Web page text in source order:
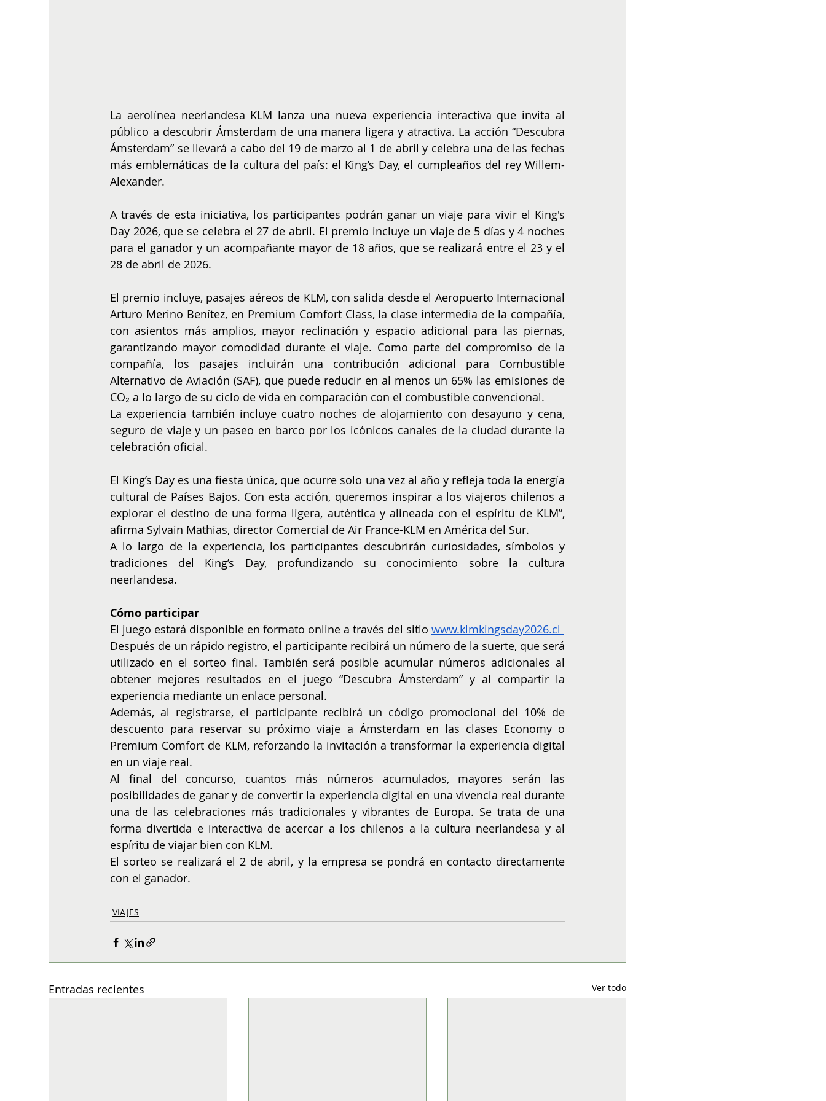
La aerolínea neerlandesa KLM lanza una nueva experiencia interactiva que invita al
público a descubrir Ámsterdam de una manera ligera y atractiva. La acción “Descubra
Ámsterdam” se llevará a cabo del 19 de marzo al 1 de abril y celebra una de las fechas
más emblemáticas de la cultura del país: el King’s Day, el cumpleaños del rey Willem-
Alexander.
A través de esta iniciativa, los participantes podrán ganar un viaje para vivir el King's
Day 2026, que se celebra el 27 de abril. El premio incluye un viaje de 5 días y 4 noches
para el ganador y un acompañante mayor de 18 años, que se realizará entre el 23 y el
28 de abril de 2026.
El premio incluye, pasajes aéreos de KLM, con salida desde el Aeropuerto Internacional
Arturo Merino Benítez, en Premium Comfort Class, la clase intermedia de la compañía,
con asientos más amplios, mayor reclinación y espacio adicional para las piernas,
garantizando mayor comodidad durante el viaje. Como parte del compromiso de la
compañía, los pasajes incluirán una contribución adicional para Combustible
Alternativo de Aviación (SAF), que puede reducir en al menos un 65% las emisiones de
CO₂ a lo largo de su ciclo de vida en comparación con el combustible convencional.
La experiencia también incluye cuatro noches de alojamiento con desayuno y cena,
seguro de viaje y un paseo en barco por los icónicos canales de la ciudad durante la
celebración oficial.
El King’s Day es una fiesta única, que ocurre solo una vez al año y refleja toda la energía
cultural de Países Bajos. Con esta acción, queremos inspirar a los viajeros chilenos a
explorar el destino de una forma ligera, auténtica y alineada con el espíritu de KLM”,
afirma Sylvain Mathias, director Comercial de Air France-KLM en América del Sur.
A lo largo de la experiencia, los participantes descubrirán curiosidades, símbolos y
tradiciones del King’s Day, profundizando su conocimiento sobre la cultura
neerlandesa.
Cómo participar
El juego estará disponible en formato online a través del sitio www.klmkingsday2026.cl
Después de un rápido registro, el participante recibirá un número de la suerte, que será
utilizado en el sorteo final. También será posible acumular números adicionales al
obtener mejores resultados en el juego “Descubra Ámsterdam” y al compartir la
experiencia mediante un enlace personal.
Además, al registrarse, el participante recibirá un código promocional del 10% de
descuento para reservar su próximo viaje a Ámsterdam en las clases Economy o
Premium Comfort de KLM, reforzando la invitación a transformar la experiencia digital
en un viaje real.
Al final del concurso, cuantos más números acumulados, mayores serán las
posibilidades de ganar y de convertir la experiencia digital en una vivencia real durante
una de las celebraciones más tradicionales y vibrantes de Europa. Se trata de una
forma divertida e interactiva de acercar a los chilenos a la cultura neerlandesa y al
espíritu de viajar bien con KLM.
El sorteo se realizará el 2 de abril, y la empresa se pondrá en contacto directamente
con el ganador.
VIAJES
Entradas recientes Ver todo